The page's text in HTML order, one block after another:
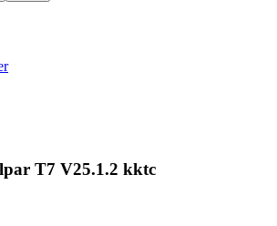
T7 V25.1.2 kktc